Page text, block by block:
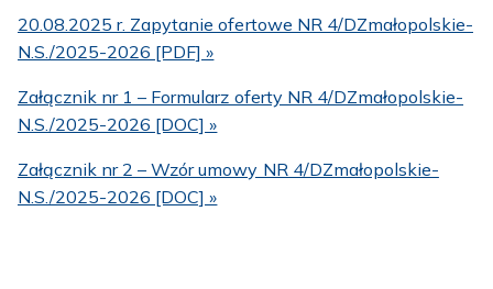
20.08.2025 r. Zapytanie ofertowe NR 4/DZmałopolskie-
N.S./2025-2026 [PDF] »
Załącznik nr 1 – Formularz oferty NR 4/DZmałopolskie-
N.S./2025-2026 [DOC] »
Załącznik nr 2 – Wzór umowy NR 4/DZmałopolskie-
N.S./2025-2026 [DOC] »